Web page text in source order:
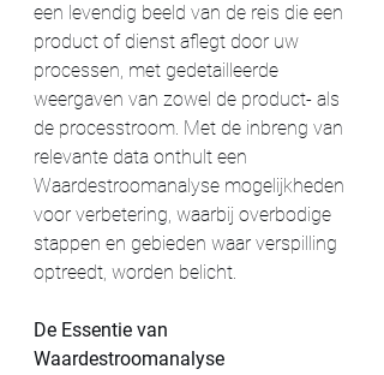
een levendig beeld van de reis die een
product of dienst aflegt door uw
processen, met gedetailleerde
weergaven van zowel de product- als
de processtroom. Met de inbreng van
relevante data onthult een
Waardestroomanalyse mogelijkheden
voor verbetering, waarbij overbodige
stappen en gebieden waar verspilling
optreedt, worden belicht.
De Essentie van
Waardestroomanalyse